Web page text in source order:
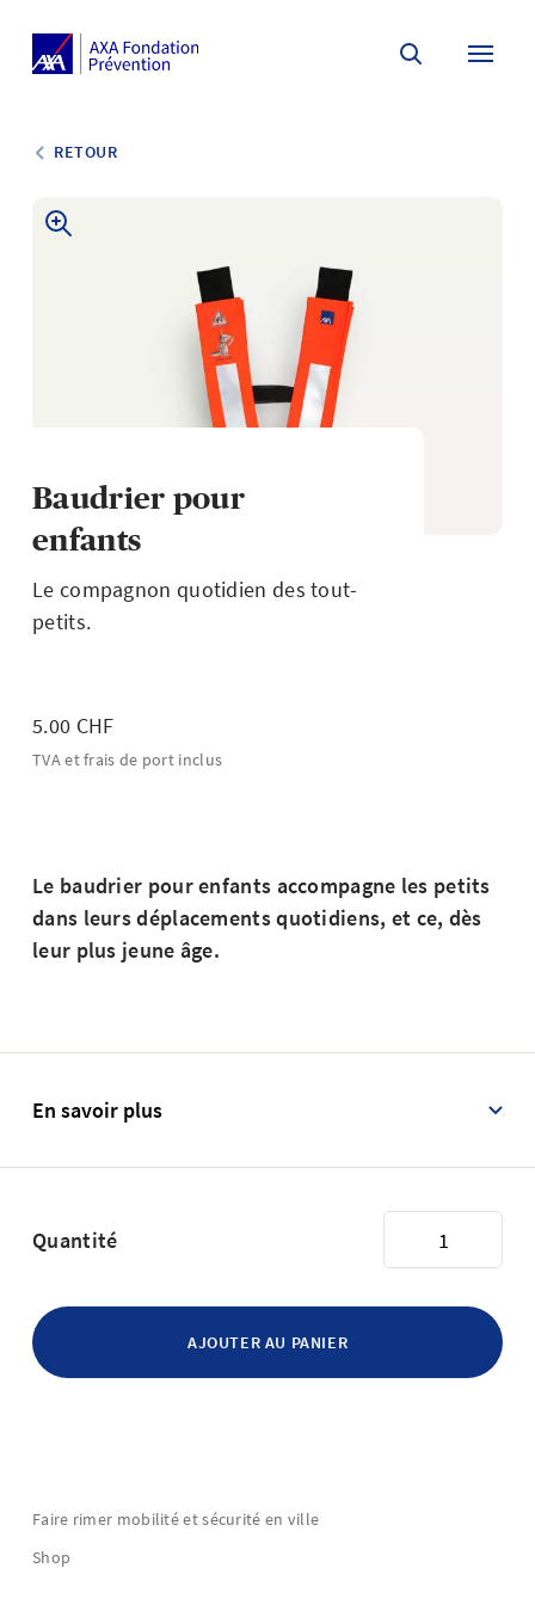
Search
Menu
RETOUR
Baudrier pour
enfants
Le compagnon quotidien des tout-
petits.
5.00 CHF
TVA et frais de port inclus
Le baudrier pour enfants accompagne les petits
dans leurs déplacements quotidiens, et ce, dès
leur plus jeune âge.
En savoir plus
Quantité
Faire rimer mobilité et sécurité en ville
Shop